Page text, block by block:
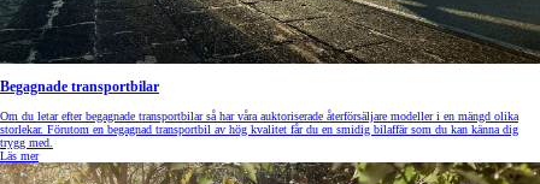
Begagnade transportbilar
Om du letar efter begagnade transportbilar så har våra auktoriserade återförsäljare modeller i en mängd olika
storlekar. Förutom en begagnad transportbil av hög kvalitet får du en smidig bilaffär som du kan känna dig
trygg med.
Läs mer